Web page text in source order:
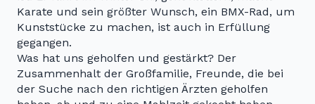
Karate und sein größter Wunsch, ein BMX-Rad, um
Kunststücke zu machen, ist auch in Erfüllung
gegangen.
Was hat uns geholfen und gestärkt? Der
Zusammenhalt der Großfamilie, Freunde, die bei
der Suche nach den richtigen Ärzten geholfen